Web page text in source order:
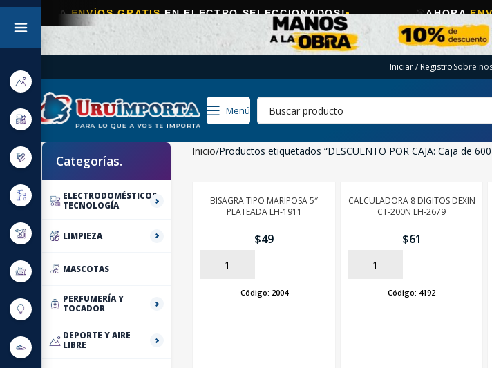
ENVÍOS GRATISEN ELECTRO SELECCIONADOS! 🎯AHORAENVÍOS
Iniciar / RegistroSobre
Menú
Categorías.
ELECTRODOMÉSTICOS,
TECNOLOGÍA
LIMPIEZA
MASCOTAS
PERFUMERÍA Y
TOCADOR
DEPORTE Y AIRE
LIBRE
Inicio Productos etiquetados “DESCUENTO POR CAJA: Caja de
BISAGRA TIPO MARIPOSA 5″
PLATEADA LH-1911
$49
AÑADIR
Código: 2004
CALCULADORA 8 DIGITOS DEXIN
CT-200N LH-2679
$61
AÑADIR
Código: 4192